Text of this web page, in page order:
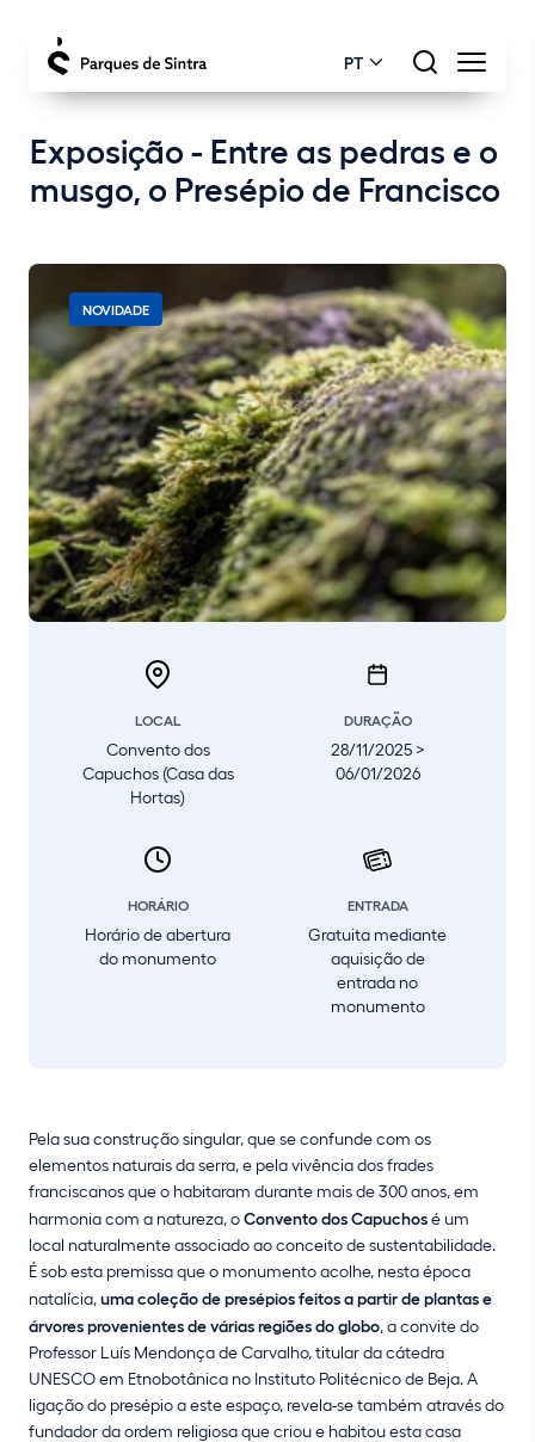
PT
Exposição - Entre as pedras e o
musgo, o Presépio de Francisco
NOVIDADE
LOCAL
Convento dos
Capuchos (Casa das
Hortas)
DURAÇÃO
28/11/2025 >
06/01/2026
HORÁRIO
Horário de abertura
do monumento
ENTRADA
Gratuita mediante
aquisição de
entrada no
monumento
Pela sua construção singular, que se confunde com os
elementos naturais da serra, e pela vivência dos frades
franciscanos que o habitaram durante mais de 300 anos, em
harmonia com a natureza, oConvento dos Capuchosé um
local naturalmente associado ao conceito de sustentabilidade.
É sob esta premissa que o monumento acolhe, nesta época
natalícia,uma coleção de presépios feitos a partir de plantas e
árvores provenientes de várias regiões do globo, a convite do
Professor Luís Mendonça de Carvalho, titular da cátedra
UNESCO em Etnobotânica no Instituto Politécnico de Beja. A
ligação do presépio a este espaço, revela-se também através do
fundador da ordem religiosa que criou e habitou esta casa